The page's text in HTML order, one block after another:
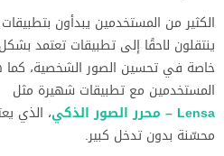
الكثير من المستخدمين يبدأون
ينتقلون لاحقًا إلى تطبيقات تعتمد
خاصة في تحسين الصور الشخصية،
المستخدمين مع تطبيقات شهيرة مثل
Lensa – محرر الصور الذكي
، الذي
محسّنة بدون تدخل كبير.